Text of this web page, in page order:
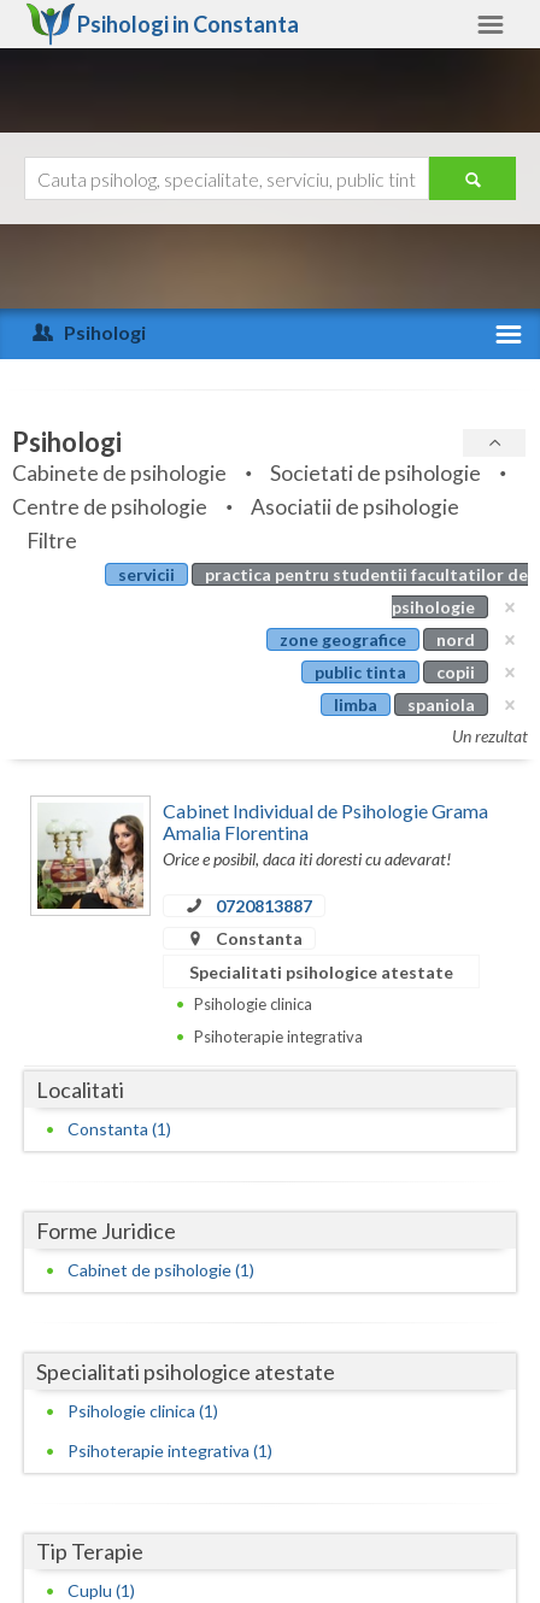
Psihologi in Constanta
Arad
Arges
Bihor
Bistrita-Nasaud
Botosani
Calarasi
Caras-Severin
Cluj
Dolj
Galati
Gorj
Harghita
Ialomita
Iasi
Ilfov
Mehedinti
Ajutor
Psihologi
Specialitati
Servicii
Articole
Evenimente
Psihologi
Cabinete de psihologie
Societati de psihologie
Centre de psihologie
Asociatii de psihologie
Filtre
servicii
practica pentru studentii facultatilor de
psihologie
zone geografice
nord
public tinta
copii
limba
spaniola
Un rezultat
Cabinet Individual de Psihologie Grama
Amalia Florentina
Orice e posibil, daca iti doresti cu adevarat!
0720813887
Constanta
Specialitati psihologice atestate
Psihologie clinica
Psihoterapie integrativa
Localitati
Constanta (1)
Forme Juridice
Cabinet de psihologie (1)
Specialitati psihologice atestate
Psihologie clinica (1)
Psihoterapie integrativa (1)
Tip Terapie
Cuplu (1)